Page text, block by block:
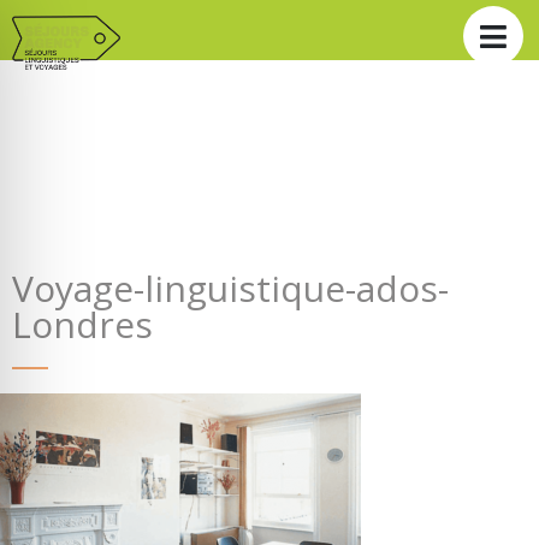
Voyage-linguistique-ados-
Londres